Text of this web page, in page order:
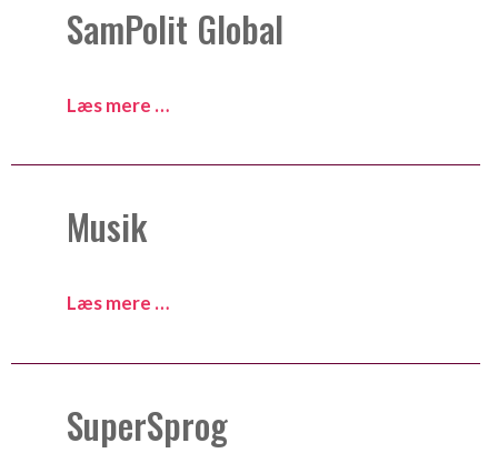
SamPolit Global
Læs mere …
Musik
Læs mere …
SuperSprog